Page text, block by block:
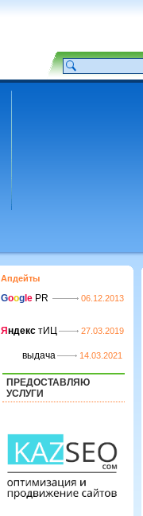
Апдейты
Goog le PR 06.12.2013
Я ндекс тИЦ 27.03.2019
выдача 14.03.2021
ПРЕДОСТАВЛЯЮ
УСЛУГИ